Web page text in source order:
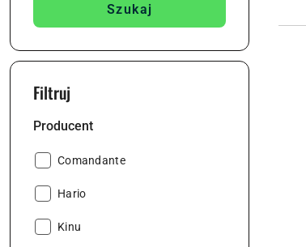
Szukaj
Filtruj
Producent
Producent:
Comandante
Producent:
Hario
Producent:
Kinu